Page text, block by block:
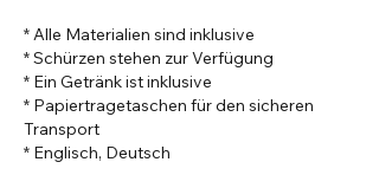
* Alle Materialien sind inklusive
* Schürzen stehen zur Verfügung
* Ein Getränk ist inklusive
* Papiertragetaschen für den sicheren
Transport
* Englisch, Deutsch